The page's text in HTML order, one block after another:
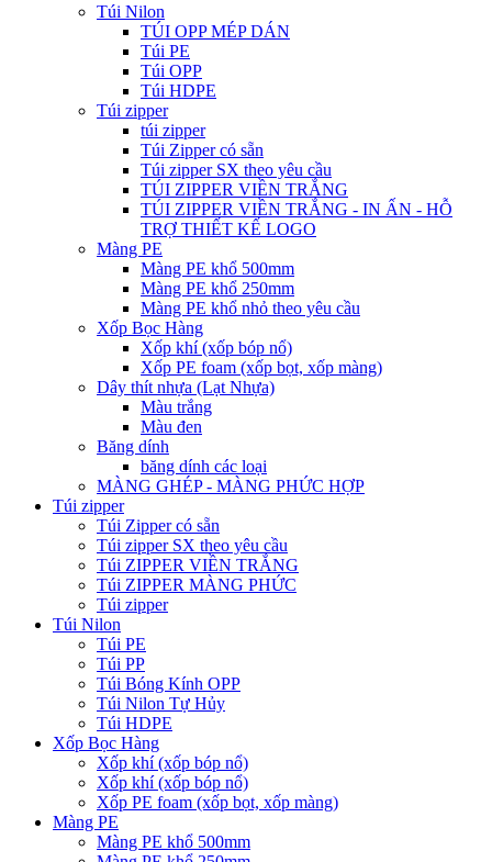
Túi Nilon
TÚI OPP MÉP DÁN
Túi PE
Túi OPP
Túi HDPE
Túi zipper
túi zipper
Túi Zipper có sẵn
Túi zipper SX theo yêu cầu
TÚI ZIPPER VIỀN TRẮNG
TÚI ZIPPER VIỀN TRẮNG - IN ẤN - HỖ
TRỢ THIẾT KẾ LOGO
Màng PE
Màng PE khổ 500mm
Màng PE khổ 250mm
Màng PE khổ nhỏ theo yêu cầu
Xốp Bọc Hàng
Xốp khí (xốp bóp nổ)
Xốp PE foam (xốp bọt, xốp màng)
Dây thít nhựa (Lạt Nhựa)
Màu trắng
Màu đen
Băng dính
băng dính các loại
MÀNG GHÉP - MÀNG PHỨC HỢP
Túi zipper
Túi Zipper có sẵn
Túi zipper SX theo yêu cầu
Túi ZIPPER VIỀN TRẮNG
Túi ZIPPER MÀNG PHỨC
Túi zipper
Túi Nilon
Túi PE
Túi PP
Túi Bóng Kính OPP
Túi Nilon Tự Hủy
Túi HDPE
Xốp Bọc Hàng
Xốp khí (xốp bóp nổ)
Xốp khí (xốp bóp nổ)
Xốp PE foam (xốp bọt, xốp màng)
Màng PE
Màng PE khổ 500mm